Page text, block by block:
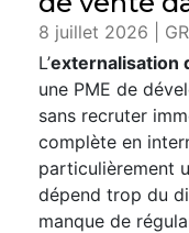
8 juillet 2026 |
L’externalisation
une PME de
sans recruter
complète en
particulièrement
dépend trop du
manque de